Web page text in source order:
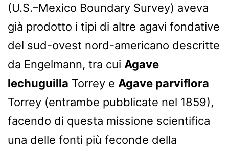
(U.S.–Mexico Boundary Survey) aveva
già prodotto i tipi di altre agavi fondative
del sud-ovest nord-americano descritte
da Engelmann, tra cui Agave
lechuguilla Torrey e Agave parviflora
Torrey (entrambe pubblicate nel 1859),
facendo di questa missione scientifica
una delle fonti più feconde della